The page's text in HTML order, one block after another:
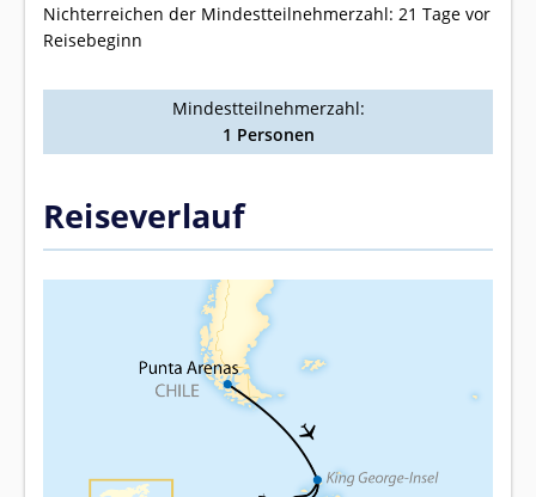
Nichterreichen der Mindestteilnehmerzahl: 21 Tage vor
Reisebeginn
Mindestteilnehmerzahl:
1 Personen
Reiseverlauf